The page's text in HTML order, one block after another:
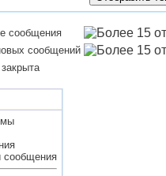
сообщения
сообщений
сообщения